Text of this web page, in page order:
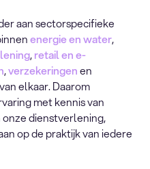
aan sectorspecifieke
energie en water,
,retail en e-
,verzekeringenen
elkaar. Daarom
met kennis van
dienstverlening,
op de praktijk van iedere